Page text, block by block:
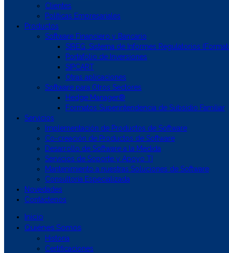
Clientes
Políticas Empresariales
Productos
Software Financiero y Bancario
SIREG, Sistema de Informes Regulatorios
Portafolio de Inversiones
SIPCART
Otras aplicaciones
Software para Otros Sectores
Hedge Manager®
Formatos Superintendencia de Subsidio Familiar
Servicios
Implementación de Productos de Software
Co-creación de Productos de Software
Desarrollo de Software a la Medida
Servicios de Soporte y Apoyo TI
Mantenimiento a nuestras Soluciones de Software
Consultoría Especializada
Novedades
Contáctenos
Inicio
Quiénes Somos
Historia
Certificaciones